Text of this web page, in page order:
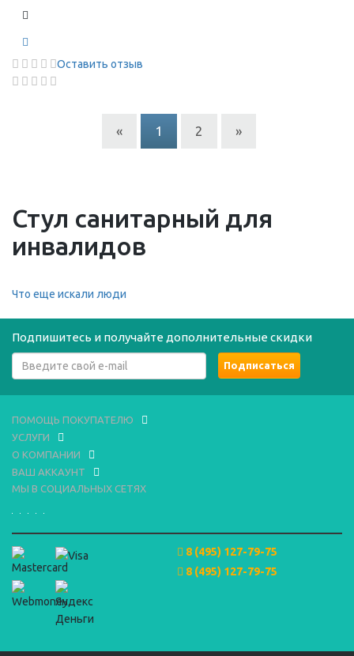
Оставить отзыв
« 1 2 »
Стул санитарный для
инвалидов
Что еще искали люди
Подпишитесь и получайте дополнительные скидки
ПОМОЩЬ ПОКУПАТЕЛЮ
УСЛУГИ
О КОМПАНИИ
ВАШ АККАУНТ
МЫ В СОЦИАЛЬНЫХ СЕТЯХ
8 (495) 127-79-75
8 (495) 127-79-75